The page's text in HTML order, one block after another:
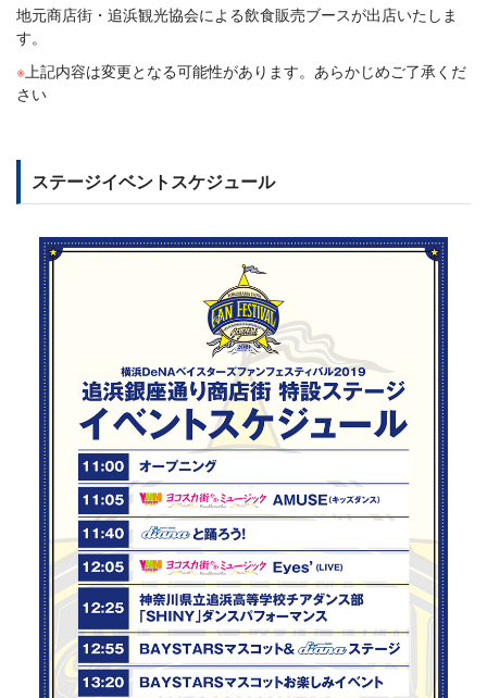
地元商店街・追浜観光協会による飲食販売ブースが出店いたしま
す。
※上記内容は変更となる可能性があります。あらかじめご了承くだ
さい
ステージイベントスケジュール